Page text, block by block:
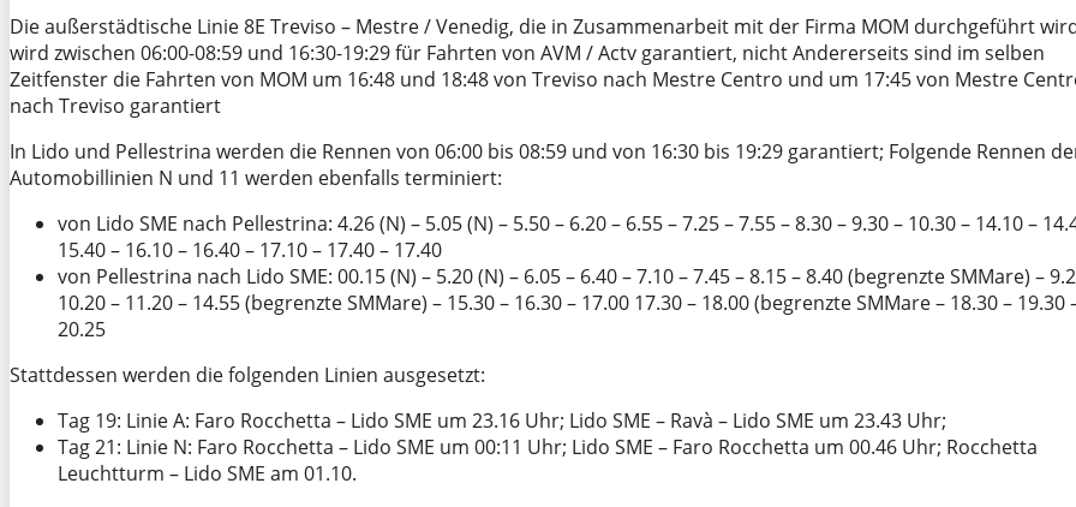
Die außerstädtische Linie 8E Treviso – Mestre / Venedig, die in Zusammenarbeit mit der Firma MOM durchgeführt
wird zwischen 06:00-08:59 und 16:30-19:29 für Fahrten von AVM / Actv garantiert, nicht Andererseits sind im selben
Zeitfenster die Fahrten von MOM um 16:48 und 18:48 von Treviso nach Mestre Centro und um 17:45 von Mestre
nach Treviso garantiert
In Lido und Pellestrina werden die Rennen von 06:00 bis 08:59 und von 16:30 bis 19:29 garantiert; Folgende Rennen
Automobillinien N und 11 werden ebenfalls terminiert:
von Lido SME nach Pellestrina: 4.26 (N) – 5.05 (N) – 5.50 – 6.20 – 6.55 – 7.25 – 7.55 – 8.30 – 9.30 – 10.30 – 14.10 –
15.40 – 16.10 – 16.40 – 17.10 – 17.40 – 17.40
von Pellestrina nach Lido SME: 00.15 (N) – 5.20 (N) – 6.05 – 6.40 – 7.10 – 7.45 – 8.15 – 8.40 (begrenzte SMMare) –
10.20 – 11.20 – 14.55 (begrenzte SMMare) – 15.30 – 16.30 – 17.00 17.30 – 18.00 (begrenzte SMMare – 18.30 – 19.30
20.25
Stattdessen werden die folgenden Linien ausgesetzt:
Tag 19: Linie A: Faro Rocchetta – Lido SME um 23.16 Uhr; Lido SME – Ravà – Lido SME um 23.43 Uhr;
Tag 21: Linie N: Faro Rocchetta – Lido SME um 00:11 Uhr; Lido SME – Faro Rocchetta um 00.46 Uhr; Rocchetta
Leuchtturm – Lido SME am 01.10.